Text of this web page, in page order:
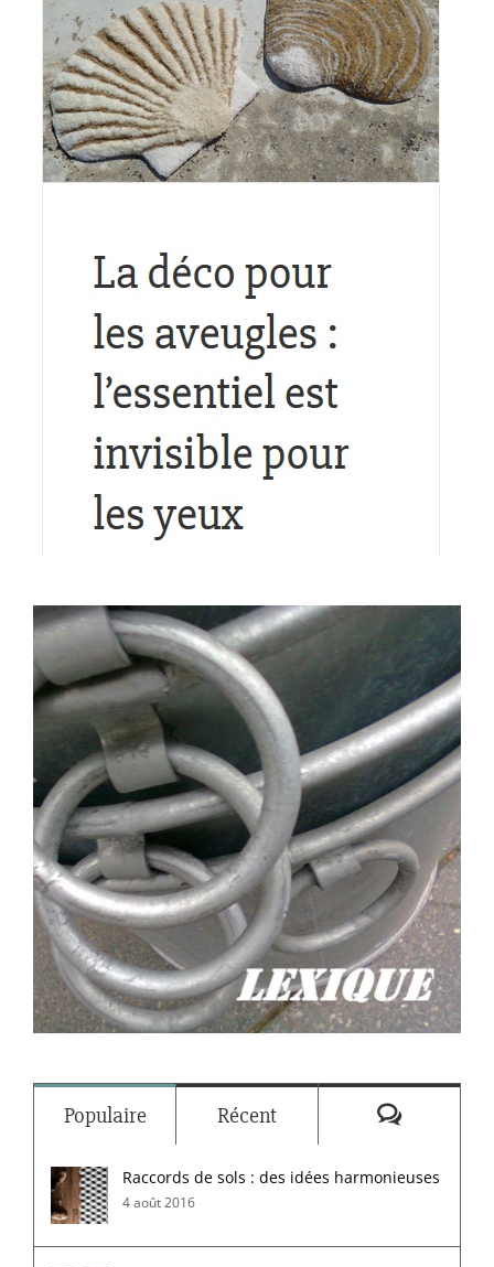
Populaire Récent
Raccords de sols : des idées harmonieuses
4 août 2016